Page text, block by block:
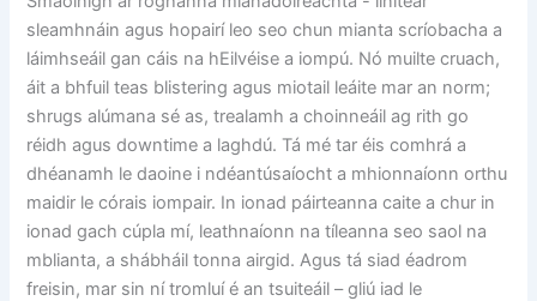
sleamhnáin agus hopairí leo seo chun mianta scríobacha a
láimhseáil gan cáis na hEilvéise a iompú. Nó muilte cruach,
áit a bhfuil teas blistering agus miotail leáite mar an norm;
shrugs alúmana sé as, trealamh a choinneáil ag rith go
réidh agus downtime a laghdú. Tá mé tar éis comhrá a
dhéanamh le daoine i ndéantúsaíocht a mhionnaíonn orthu
maidir le córais iompair. In ionad páirteanna caite a chur in
ionad gach cúpla mí, leathnaíonn na tíleanna seo saol na
mblianta, a shábháil tonna airgid. Agus tá siad éadrom
freisin, mar sin ní tromluí é an tsuiteáil – gliú iad le